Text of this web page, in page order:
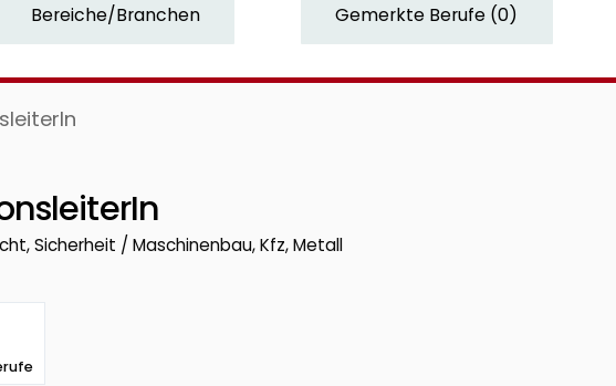
Bereiche/Branchen Gemerkte Berufe (0)
Sicherheit / Maschinenbau, Kfz, Metall